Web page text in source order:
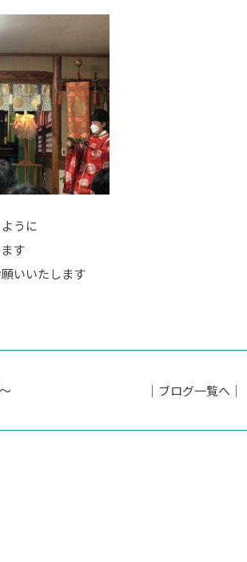
うに
す
いいたします
｜ブログ一覧へ｜